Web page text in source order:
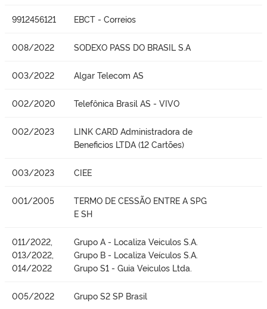
9912456121 EBCT - Correios
008/2022 SODEXO PASS DO BRASIL S.A
003/2022 Algar Telecom AS
002/2020 Telefônica Brasil AS - VIVO
002/2023
LINK CARD Administradora de
Beneficios LTDA (12 Cartões)
003/2023 CIEE
001/2005
TERMO DE CESSÃO ENTRE A SPG
E SH
011/2022,
013/2022,
014/2022
Grupo A - Localiza Veiculos S.A.
Grupo B - Localiza Veículos S.A.
Grupo S1 - Guia Veiculos Ltda.
005/2022 Grupo S2 SP Brasil